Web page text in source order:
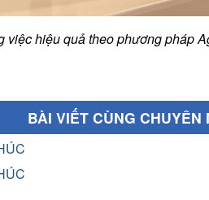
việc hiệu quả theo phương pháp
BÀI VIẾT CÙNG CHUYÊN